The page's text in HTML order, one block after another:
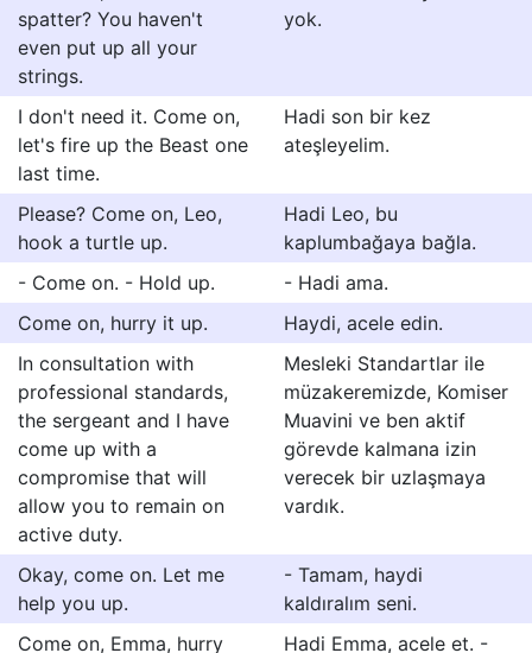
spatter? You haven't
even put up all your
strings.
yok.
I don't need it. Come on,
let's fire up the Beast one
last time.
Hadi son bir kez
ateşleyelim.
Please? Come on, Leo,
hook a turtle up.
Hadi Leo, bu
kaplumbağaya bağla.
- Come on. - Hold up.
- Hadi ama.
Come on, hurry it up.
Haydi, acele edin.
In consultation with
professional standards,
the sergeant and I have
come up with a
compromise that will
allow you to remain on
active duty.
Mesleki Standartlar ile
müzakeremizde, Komiser
Muavini ve ben aktif
görevde kalmana izin
verecek bir uzlaşmaya
vardık.
Okay, come on. Let me
help you up.
- Tamam, haydi
kaldıralım seni.
Come on, Emma, hurry
Hadi Emma, acele et. -